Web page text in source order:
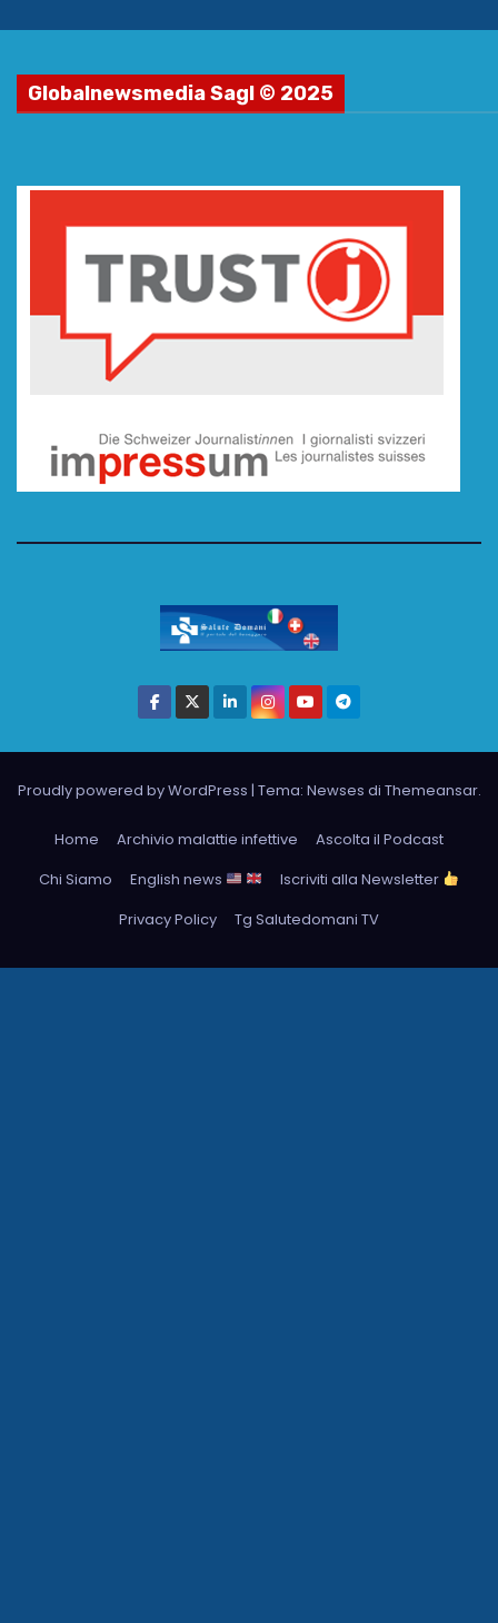
Globalnewsmedia Sagl © 2025
Proudly powered by WordPress | Tema: Newses di Themeansar.
Home Archivio malattie infettive
Ascolta il Podcast
Chi Siamo
English news
Iscriviti alla Newsletter
Privacy Policy
Tg Salutedomani TV